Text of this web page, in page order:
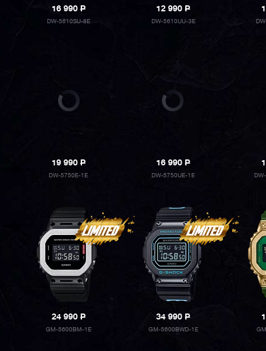
16 990P
DW-5610SU-8E
12 990P
DW-5610UU-3E
19 990P
DW-5750E-1E
16 990P
DW-5750UE-1E
24 990P
GM-5600BM-1E
34 990P
GM-5600BWD-1E